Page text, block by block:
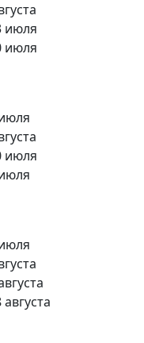
июля
июля
июля
августа